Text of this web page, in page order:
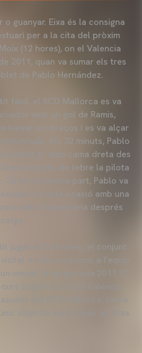
o guanyar. Eixa és la consigna
per a la cita del pròxim
(12 hores), on el Valencia
2011, quan va sumar els tres
de Pablo Hernández.
fàcil, el RCD Mallorca es va
amb un gol de Ramis,
baixar els braços i es va alçar
Als 32 minuts, Pablo
potent tir amb cama dreta des
després de rebre la pilota
Ja en la segona part, Pablo va
en esta ocasió amb una
amb l'esquerrana després
jugat el 5 de març, el conjunt
en dos ocasions a l'equip
empat la temporada 2011.12
següent (2-0). El Valencia
del RCD Mallorca, torna
objectiu serà sumar els tres